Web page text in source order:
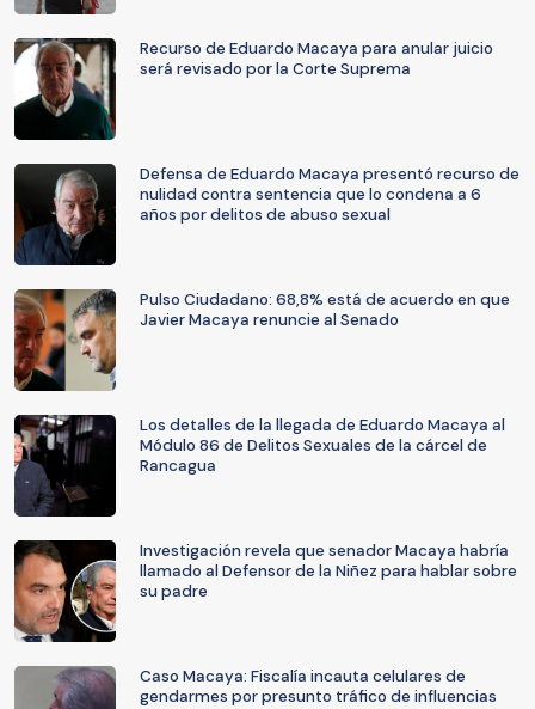
Recurso de Eduardo Macaya para anular juicio
será revisado por la Corte Suprema
Defensa de Eduardo Macaya presentó recurso de
nulidad contra sentencia que lo condena a 6
años por delitos de abuso sexual
Pulso Ciudadano: 68,8% está de acuerdo en que
Javier Macaya renuncie al Senado
Los detalles de la llegada de Eduardo Macaya al
Módulo 86 de Delitos Sexuales de la cárcel de
Rancagua
Investigación revela que senador Macaya habría
llamado al Defensor de la Niñez para hablar sobre
su padre
Caso Macaya: Fiscalía incauta celulares de
gendarmes por presunto tráfico de influencias